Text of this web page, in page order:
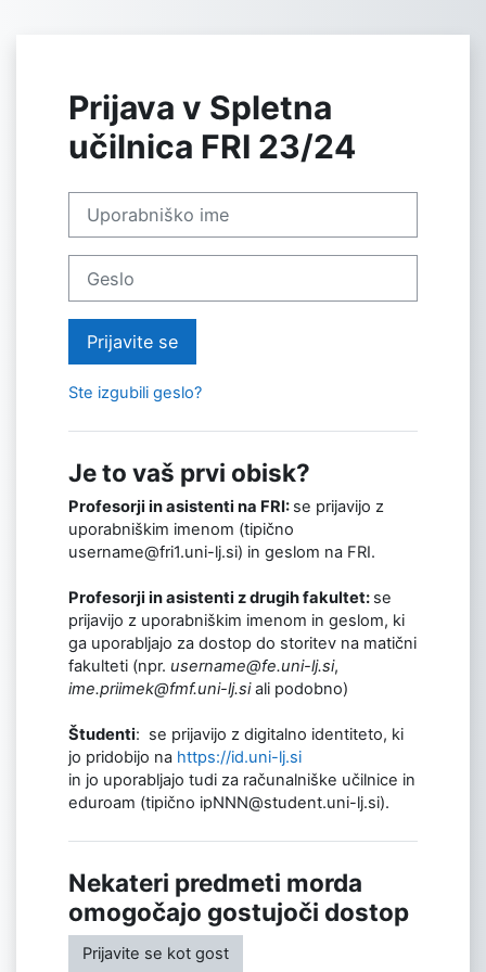
Prijava v Spletna
učilnica FRI 23/24
Prijavite se
Ste izgubili geslo?
Je to vaš prvi obisk?
Profesorji in asistenti na FRI: se prijavijo z
uporabniškim imenom (tipično
username@fri1.uni-lj.si) in geslom na FRI.
Profesorji in asistenti z drugih fakultet: se
prijavijo z uporabniškim imenom in geslom, ki
ga uporabljajo za dostop do storitev na matični
fakulteti (npr. username@fe.uni-lj.si,
ime.priimek@fmf.uni-lj.siali podobno)
Študenti: se prijavijo z digitalno identiteto, ki
jo pridobijo na https://id.uni-lj.si
in jo uporabljajo tudi za računalniške učilnice in
eduroam (tipično ipNNN@student.uni-lj.si).
Nekateri predmeti morda
omogočajo gostujoči dostop
Prijavite se kot gost